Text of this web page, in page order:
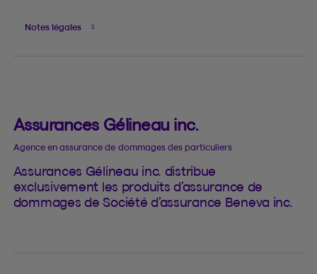
Notes légales
Assurances Gélineau inc.
Agence en assurance de dommages des particuliers
Assurances Gélineau inc. distribue
exclusivement les produits d’assurance de
dommages de Société d’assurance Beneva inc.